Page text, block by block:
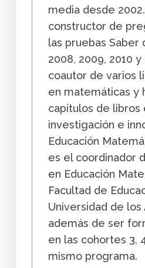
media desde
constructor de
las pruebas Saber
2008, 2009, 2010 y
coautor de varios
en matemáticas y
capítulos de libros
investigación e
Educación
es el coordinador
en Educación
Facultad de
Universidad de los
además de ser
en las cohortes 3,
mismo programa.